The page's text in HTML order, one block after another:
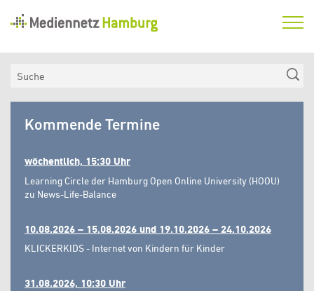
Hamburg
Aktuelles
Medienkompetenzfonds
Hamburg
Kommende Termine
wöchentlich, 15:30 Uhr
Learning Circle der Hamburg Open Online University (HOOU)
zu News-Life-Balance
10.08.2026 – 15.08.2026 und 19.10.2026 – 24.10.2026
KLICKERKIDS - Internet von Kindern für Kinder
31.08.2026, 10:30 Uhr